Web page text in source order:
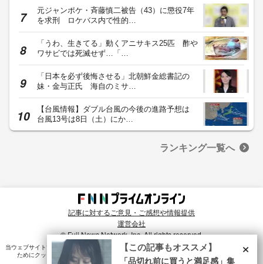
元ジャンポケ・斉藤慎二被告（43）に懲役7年
を求刑 ロケバス内で性的…
「うわ、生きてる」動くアニサキス25匹 酢や
ワサビでは死滅せず…「…
「日本を必ず後悔させる」北朝鮮金総書記の
妹・金与正氏 海自のミサ…
【台風情報】ダブル台風の今後の進路予想は
台風13号は8日（土）にか…
ランキング一覧へ
記事に対するご意見・ご感想や情報提供
運営会社
© Fuji News Network, Inc. All rights reserved.
当ウェブサイトでは、ユーザのニーズ・興味・関⼼に合致したコンテンツや広告配信を提供する
ためにクッキーを使⽤しています。詳細は、
プライバシーポリシー をご確認ください。×
【この記事もオススメ】
「品切れ前に買うと満足感」集